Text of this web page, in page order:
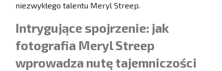
niezwykłego talentu Meryl Streep.
Intrygujące spojrzenie: jak
fotografia Meryl Streep
wprowadza nutę tajemniczości